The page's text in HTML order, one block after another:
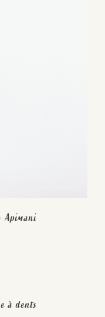
Apimani
à dents